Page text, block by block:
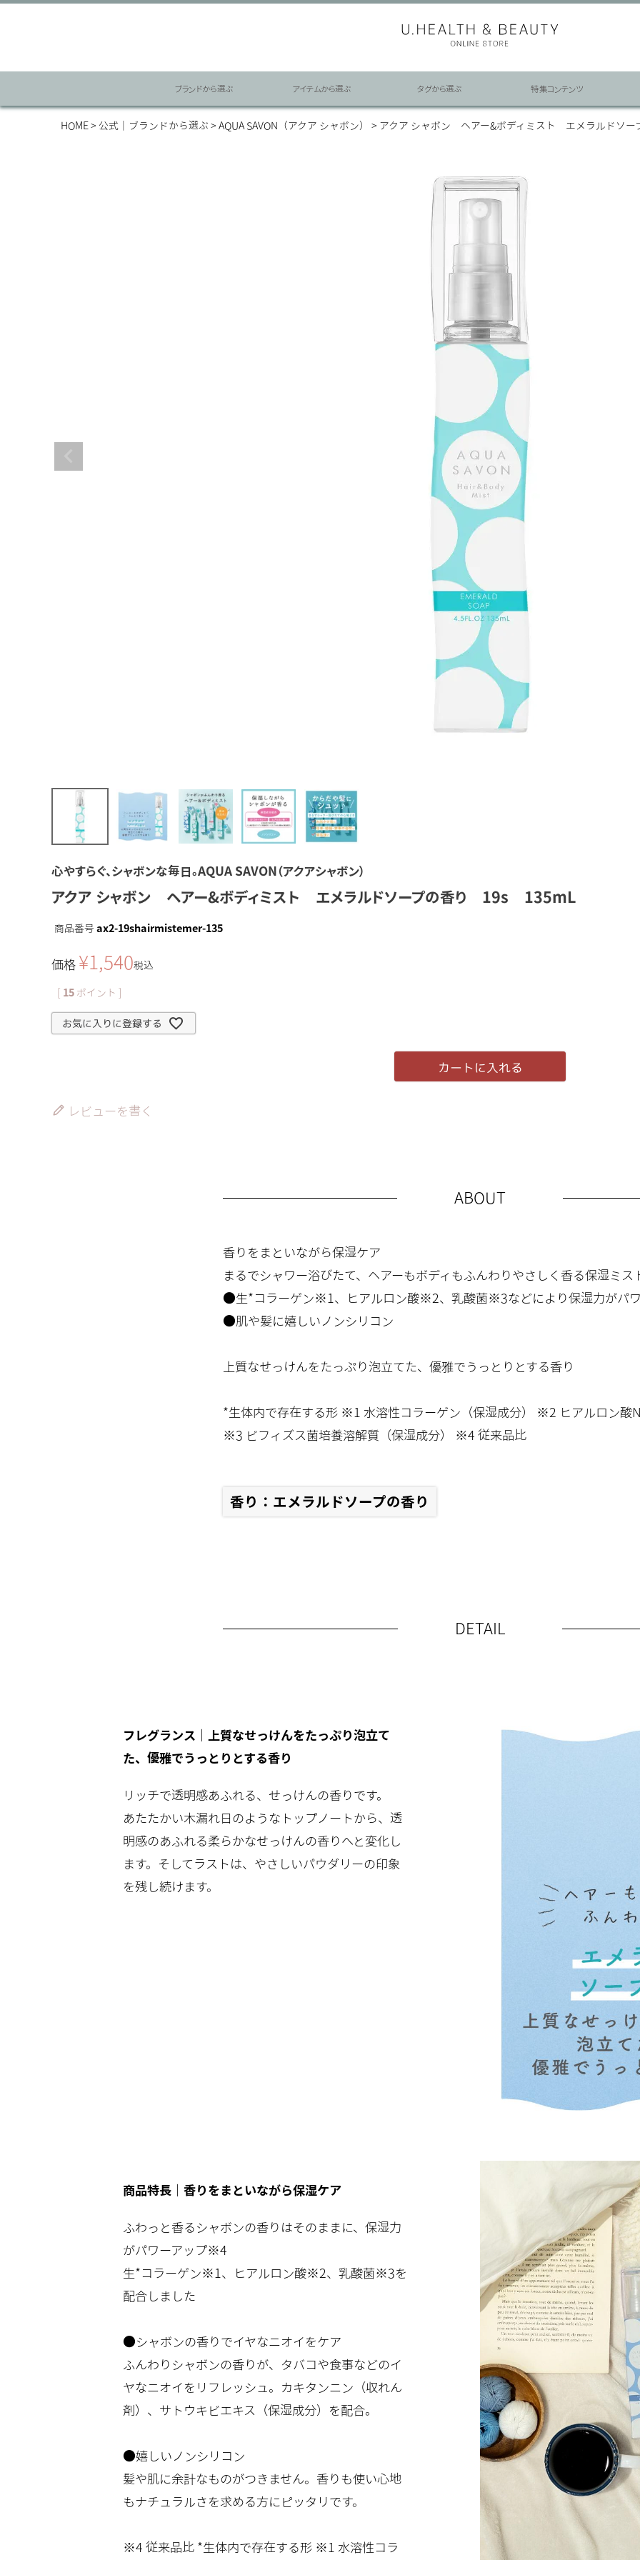
ブランドから選ぶ アイテムから選ぶ タグから選ぶ 特集コンテンツ
HOME 公式｜ブランドから選ぶ AQUA SAVON（アクア シャボン） アクア シャボン ヘアー&ボディミスト エメラルドソ
心やすらぐ、シャボンな毎日。AQUA SAVON（アクアシャボン）
アクア シャボン ヘアー&ボディミスト エメラルドソープの香り 19s 135mL
商品番号 ax2-19shairmistemer-135
価格 ¥1,540税込
15 ポイント ]
お気に入りに登録する
カートに入れる
レビューを書く
ABOUT
香りをまといながら保湿ケア
まるでシャワー浴びたて、ヘアーもボディもふんわりやさしく香る保湿ミス
●生*コラーゲン※1、ヒアルロン酸※2、乳酸菌※3などにより保湿力がパ
●肌や髪に嬉しいノンシリコン
上質なせっけんをたっぷり泡立てた、優雅でうっとりとする香り
*生体内で存在する形 ※1 水溶性コラーゲン（保湿成分） ※2 ヒアルロン酸
※3 ビフィズス菌培養溶解質（保湿成分） ※4 従来品比
香り：エメラルドソープの香り
DETAIL
フレグランス｜上質なせっけんをたっぷり泡立て
た、優雅でうっとりとする香り
リッチで透明感あふれる、せっけんの香りです。
あたたかい木漏れ日のようなトップノートから、透
明感のあふれる柔らかなせっけんの香りへと変化し
ます。そしてラストは、やさしいパウダリーの印象
を残し続けます。
商品特長｜香りをまといながら保湿ケア
ふわっと香るシャボンの香りはそのままに、保湿力
がパワーアップ※4
生*コラーゲン※1、ヒアルロン酸※2、乳酸菌※3を
配合しました
●シャボンの香りでイヤなニオイをケア
ふんわりシャボンの香りが、タバコや食事などのイ
ヤなニオイをリフレッシュ。カキタンニン（収れん
剤）、サトウキビエキス（保湿成分）を配合。
●嬉しいノンシリコン
髪や肌に余計なものがつきません。香りも使い心地
もナチュラルさを求める方にピッタリです。
※4 従来品比 *生体内で存在する形 ※1 水溶性コラ